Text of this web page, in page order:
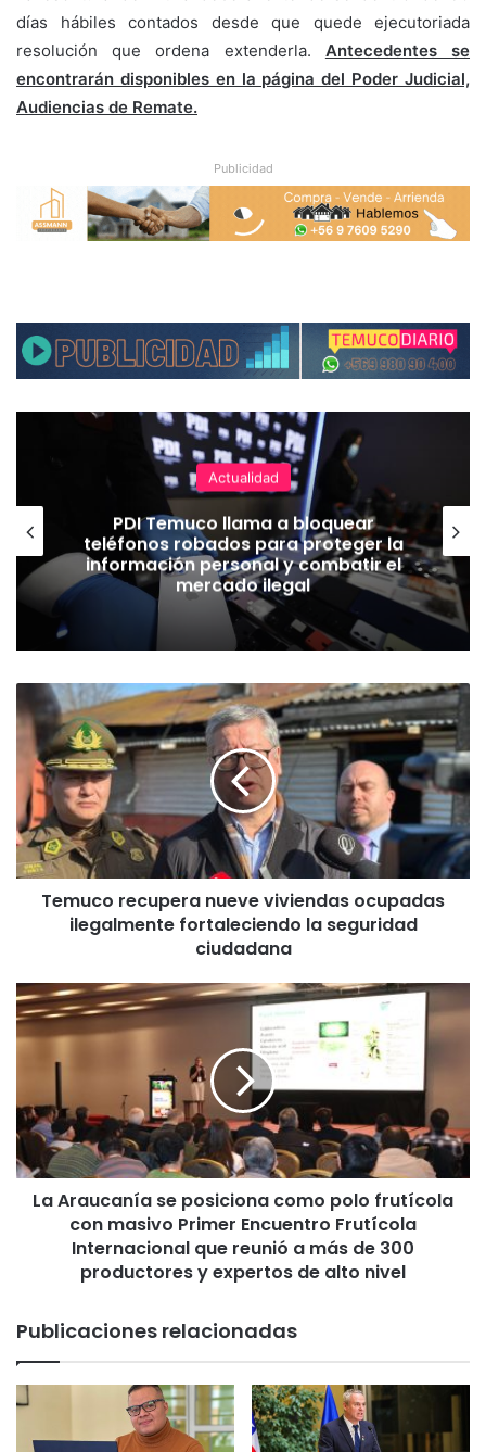
días hábiles contados desde que quede ejecutoriada
resolución que ordena extenderla. Antecedentes se
encontrarán disponibles en la página del Poder Judicial,
Audiencias de Remate.
Publicidad
Actualidad
PDI Temuco llama a bloquear
teléfonos robados para proteger la
información personal y combatir el
mercado ilegal
e
r
e
c
a
n
u
e
v
v
o
p
Temuco recupera nueve viviendas ocupadas
ilegalmente fortaleciendo la seguridad
ciudadana
L
a
A
u
c
a
n
s
i
c
i
La Araucanía se posiciona como polo frutícola
con masivo Primer Encuentro Frutícola
Internacional que reunió a más de 300
productores y expertos de alto nivel
Publicaciones relacionadas